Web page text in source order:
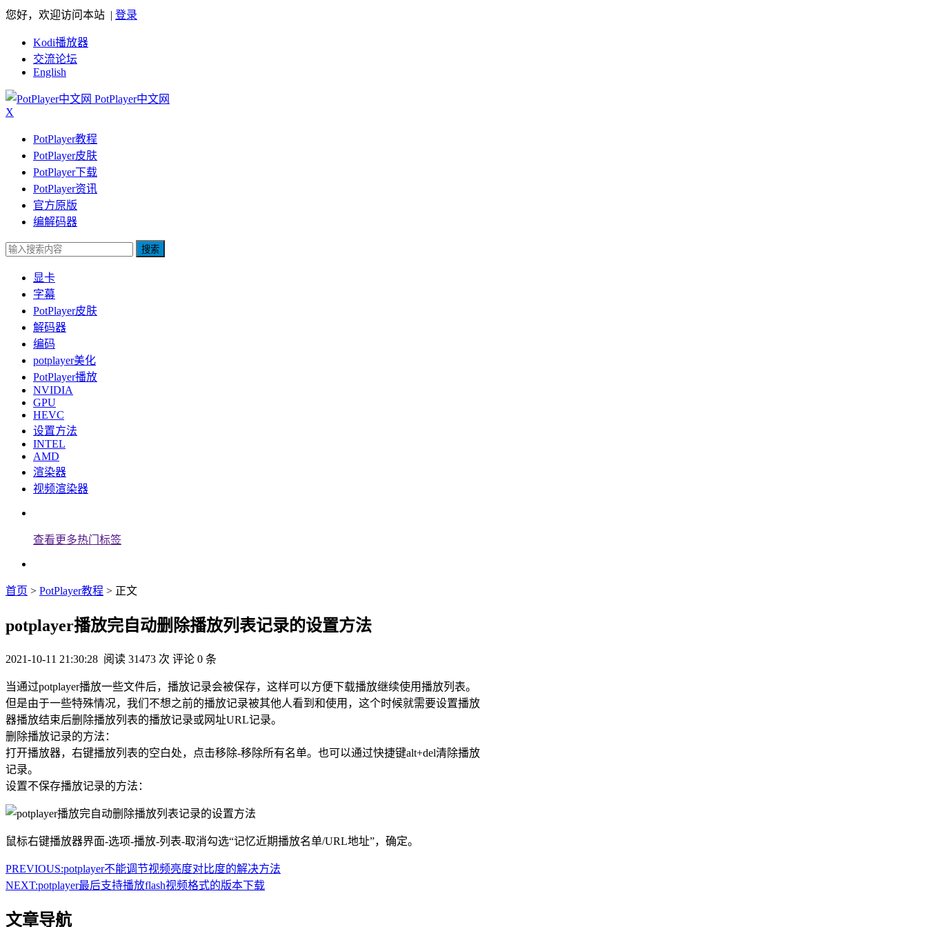
您好，欢迎访问本站 | 登录
Kodi播放器
交流论坛
English
PotPlayer中文网
X
PotPlayer教程
PotPlayer皮肤
PotPlayer下载
PotPlayer资讯
官方原版
编解码器
搜索
显卡
字幕
PotPlayer皮肤
解码器
编码
potplayer美化
PotPlayer播放
NVIDIA
GPU
HEVC
设置方法
INTEL
AMD
渲染器
视频渲染器
查看更多热门标签
首页 > PotPlayer教程 > 正文
potplayer播放完自动删除播放列表记录的设置方法
2021-10-11 21:30:28 阅读 31473 次 评论 0 条
当通过potplayer播放一些文件后，播放记录会被保存，这样可以方便下载播放继续使用播放列表。
但是由于一些特殊情况，我们不想之前的播放记录被其他人看到和使用，这个时候就需要设置播放
器播放结束后删除播放列表的播放记录或网址URL记录。
删除播放记录的方法：
打开播放器，右键播放列表的空白处，点击移除-移除所有名单。也可以通过快捷键alt+del清除播放
记录。
设置不保存播放记录的方法：
鼠标右键播放器界面-选项-播放-列表-取消勾选“记忆近期播放名单/URL地址”，确定。
PREVIOUS:potplayer不能调节视频亮度对比度的解决方法
NEXT:potplayer最后支持播放flash视频格式的版本下载
文章导航